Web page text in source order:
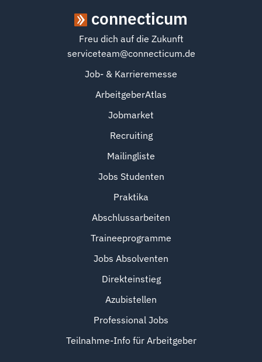
connecticum
Freu dich auf die Zukunft
serviceteam@connecticum.de
Job- & Karrieremesse
ArbeitgeberAtlas
Jobmarket
Recruiting
Mailingliste
Jobs Studenten
Praktika
Abschlussarbeiten
Traineeprogramme
Jobs Absolventen
Direkteinstieg
Azubistellen
Professional Jobs
Teilnahme-Info für Arbeitgeber